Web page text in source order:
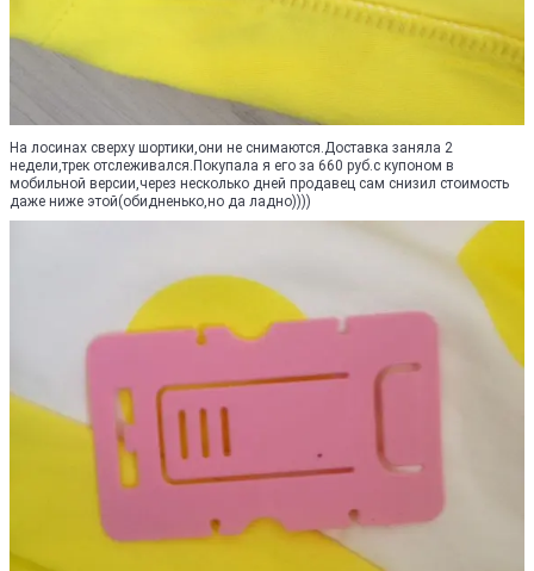
На лосинах сверху шортики,они не снимаются.Доставка заняла 2
недели,трек отслеживался.Покупала я его за 660 руб.с купоном в
мобильной версии,через несколько дней продавец сам снизил стоимость
даже ниже этой(обидненько,но да ладно))))